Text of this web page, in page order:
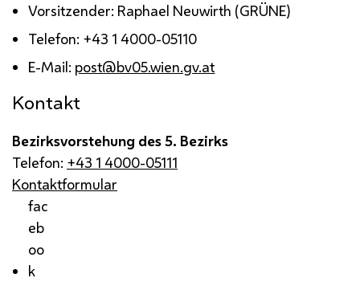
Vorsitzender: Raphael Neuwirth (GRÜNE)
Telefon: +43 1 4000-05110
E-Mail: post@bv05.wien.gv.at
Kontakt
Bezirksvorstehung des 5. Bezirks
Telefon: +43 1 4000-05111
Kontaktformular
fac
eb
oo
k